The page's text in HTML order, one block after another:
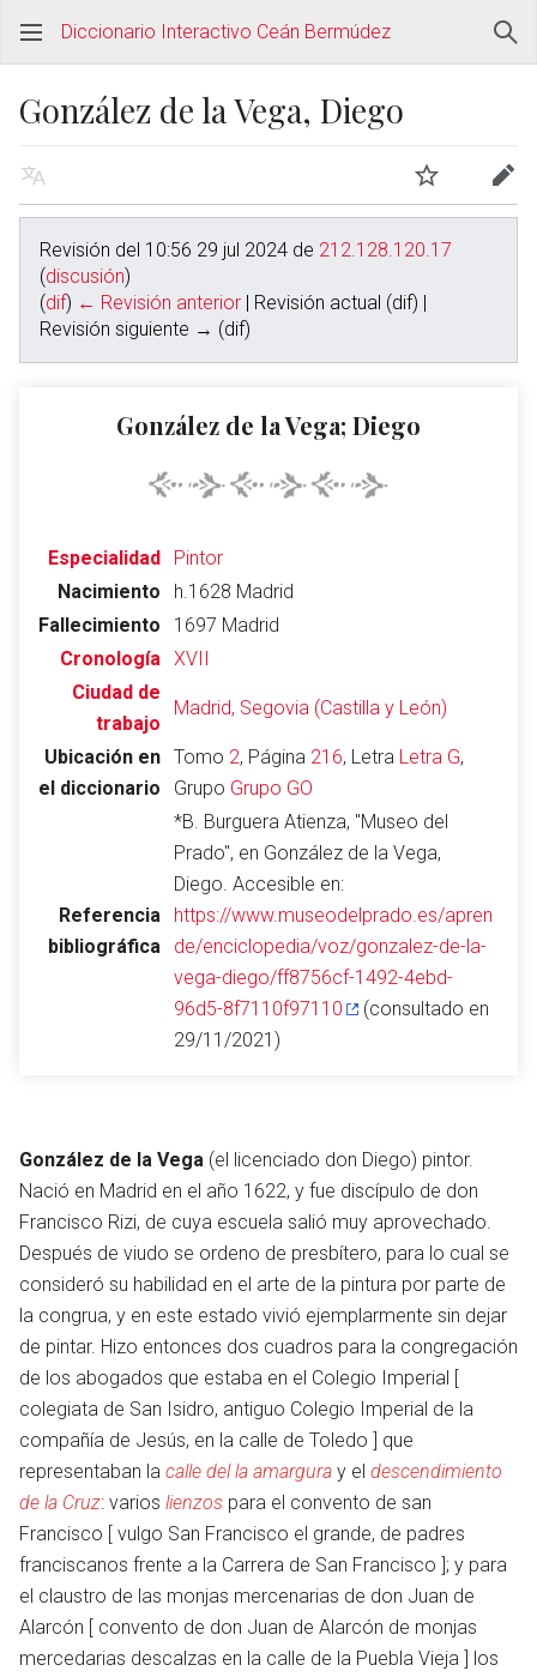
Diccionario Interactivo Ceán Bermúdez
González de la Vega, Diego
Leer
Revisión del 10:56 29 jul 2024 de 212.128.120.17
(discusión)
(dif) ← Revisión anterior | Revisión actual (dif) |
Revisión siguiente → (dif)
González de la Vega; Diego
Especialidad
Pintor
Nacimiento
h.1628 Madrid
Fallecimiento
1697 Madrid
Cronología XVII
Ciudad de
trabajo
Madrid, Segovia (Castilla y León)
Ubicación en
el diccionario
Tomo 2, Página 216, Letra Letra G,
Grupo Grupo GO
Referencia
bibliográfica
*B. Burguera Atienza, "Museo del
Prado", en González de la Vega,
Diego. Accesible en:
https://www.museodelprado.es/apren
de/enciclopedia/voz/gonzalez-de-la-
vega-diego/ff8756cf-1492-4ebd-
96d5-8f7110f97110
(consultado en
29/11/2021)
González de la Vega (el licenciado don Diego) pintor.
Nació en Madrid en el año 1622, y fue discípulo de don
Francisco Rizi, de cuya escuela salió muy aprovechado.
Después de viudo se ordeno de presbítero, para lo cual se
consideró su habilidad en el arte de la pintura por parte de
la congrua, y en este estado vivió ejemplarmente sin dejar
de pintar. Hizo entonces dos cuadros para la congregación
de los abogados que estaba en el Colegio Imperial [
colegiata de San Isidro, antiguo Colegio Imperial de la
compañía de Jesús, en la calle de Toledo ] que
representaban la calle del la amargura y el descendimiento
de la Cruz: varios lienzos para el convento de san
Francisco [ vulgo San Francisco el grande, de padres
franciscanos frente a la Carrera de San Francisco ]; y para
el claustro de las monjas mercenarias de don Juan de
Alarcón [ convento de don Juan de Alarcón de monjas
mercedarias descalzas en la calle de la Puebla Vieja ] los